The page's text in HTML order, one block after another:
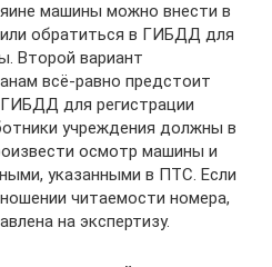
машины можно внести в
обратиться в ГИБДД для
Второй вариант
всё-равно предстоит
для регистрации
учреждения должны в
осмотр машины и
указанными в ПТС. Если
читаемости номера,
на экспертизу.